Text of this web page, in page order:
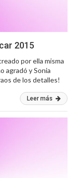
2015
por ella misma
agradó y Sonia
de los detalles!
Leer más